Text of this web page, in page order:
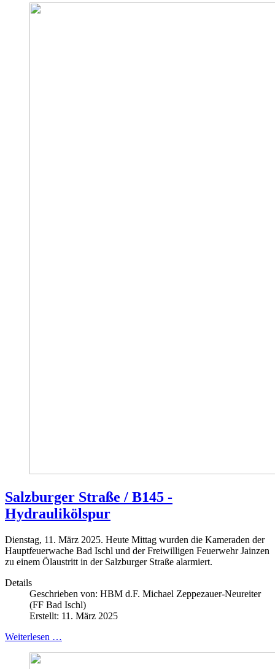
Salzburger Straße / B145 -
Hydraulikölspur
Dienstag, 11. März 2025. Heute Mittag wurden die Kameraden der
Hauptfeuerwache Bad Ischl und der Freiwilligen Feuerwehr Jainzen
zu einem Ölaustritt in der Salzburger Straße alarmiert.
Details
Geschrieben von: HBM d.F. Michael Zeppezauer-Neureiter
(FF Bad Ischl)
Erstellt: 11. März 2025
Weiterlesen …